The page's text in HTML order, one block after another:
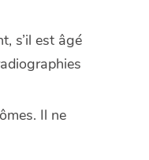
s’il est âgé
Il ne